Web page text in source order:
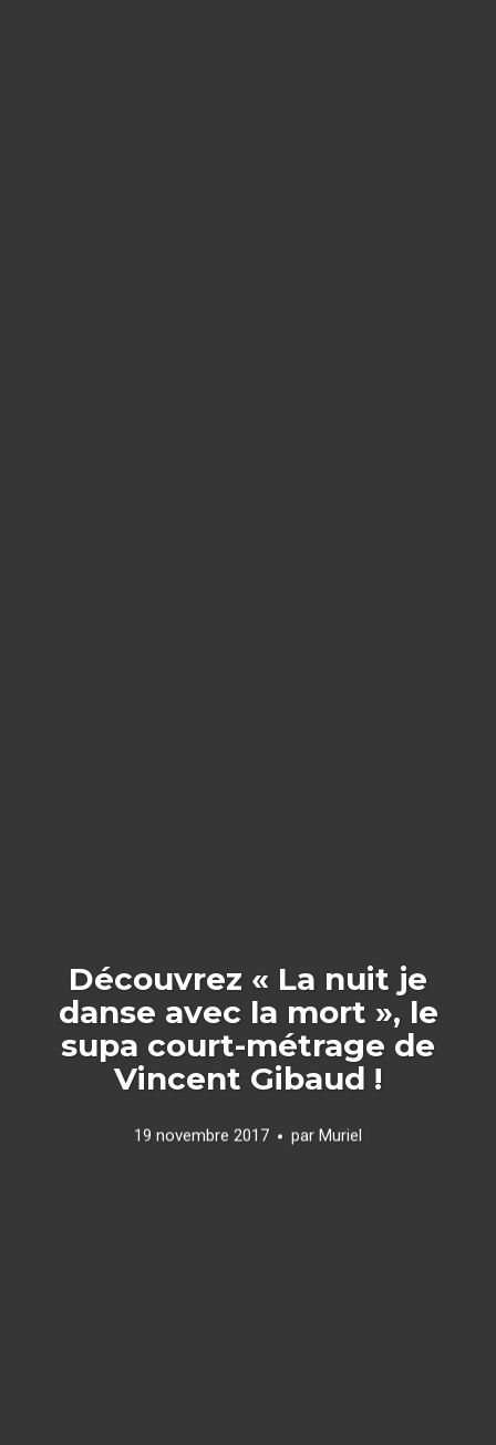
Découvrez « La nuit je
danse avec la mort », le
supa court-métrage de
Vincent Gibaud !
19 novembre 2017 par Muriel